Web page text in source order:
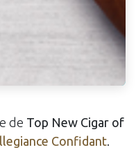
de Top New Cigar of
Confidant.